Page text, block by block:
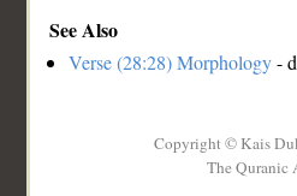
See Also
Verse (28:28) Morphology-
Copyright © Kais
The Quranic